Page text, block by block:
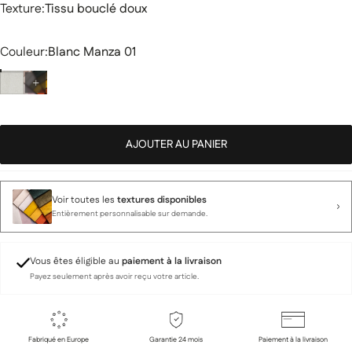
Texture
Texture:Tissu bouclé doux
Couleur
Couleur:Blanc Manza 01
AJOUTER AU PANIER
Voir toutes les textures disponibles
Entièrement personnalisable sur demande.
Vous êtes éligible au paiement à la livraison
Payez seulement après avoir reçu votre article.
Fabriqué en Europe Garantie 24 mois Paiement à la livraison